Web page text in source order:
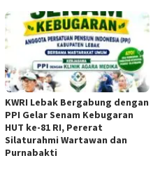
KWRI Lebak Bergabung dengan
PPI Gelar Senam Kebugaran
HUT ke-81 RI, Pererat
Silaturahmi Wartawan dan
Purnabakti